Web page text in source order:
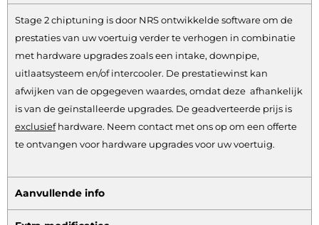
Stage 2 chiptuning is door NRS ontwikkelde software om de
prestaties van uw voertuig verder te verhogen in combinatie
met hardware upgrades zoals een intake, downpipe,
uitlaatsysteem en/of intercooler. De prestatiewinst kan
afwijken van de opgegeven waardes, omdat deze afhankelijk
is van de geïnstalleerde upgrades. De geadverteerde prijs is
exclusiefhardware. Neem contact met ons op om een offerte
te ontvangen voor hardware upgrades voor uw voertuig.
Aanvullende info